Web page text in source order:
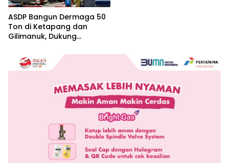
ASDP Bangun Dermaga 50
Ton di Ketapang dan
Gilimanuk, Dukung